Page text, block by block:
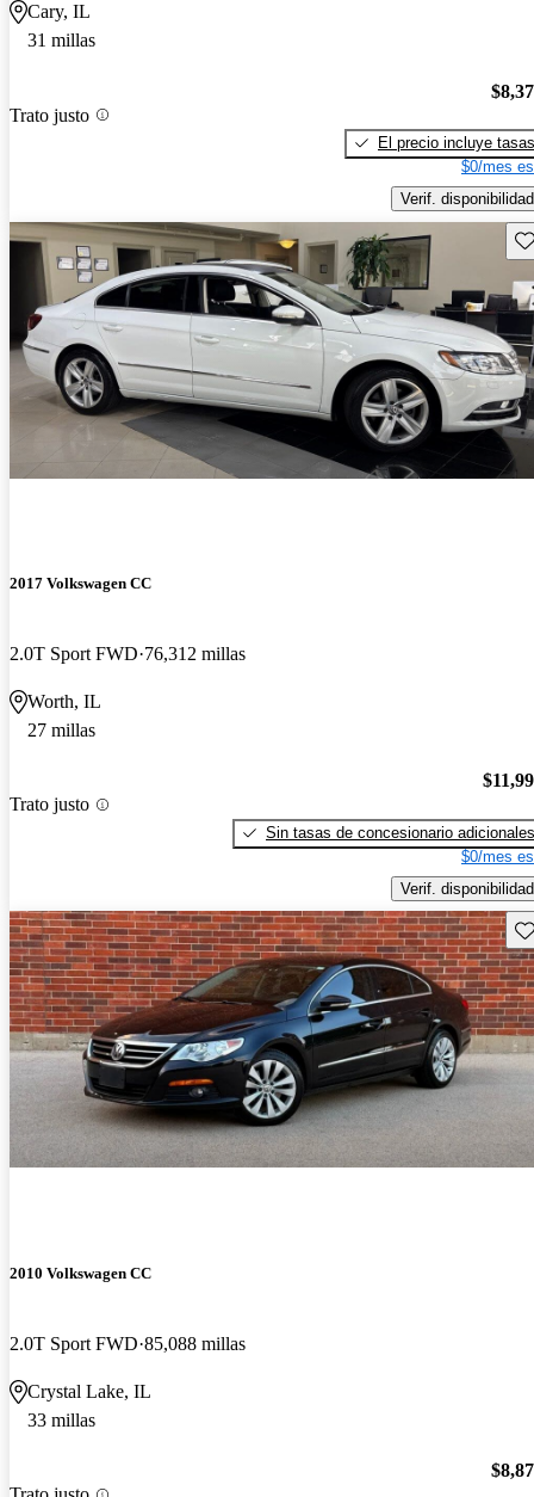
Cary, IL
31 millas
Trato justo
El precio incluye tasas
$0/mes
Verif. disponibilidad
2017 Volkswagen CC
2.0T Sport FWD 76,312 millas
Worth, IL
27 millas
Trato justo
Sin tasas de concesionario adicionales
$0/mes
Verif. disponibilidad
2010 Volkswagen CC
2.0T Sport FWD 85,088 millas
Crystal Lake, IL
33 millas